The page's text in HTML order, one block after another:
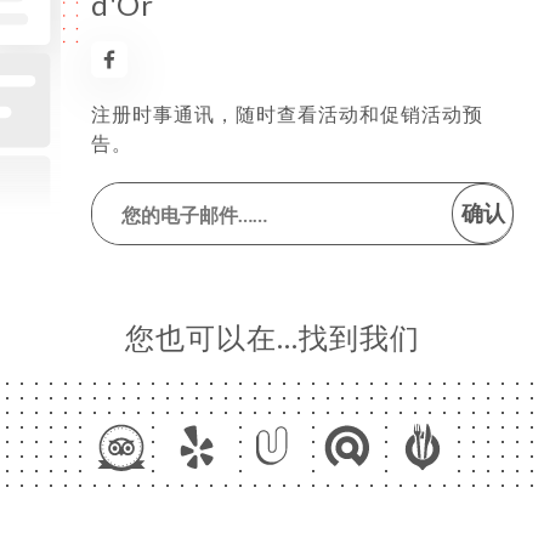
注册时事通讯，随时查看活动和促销活动预
告。
确认
您也可以在…找到我们